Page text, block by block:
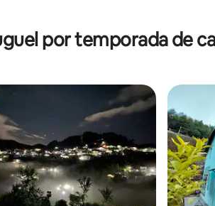
por temporada de